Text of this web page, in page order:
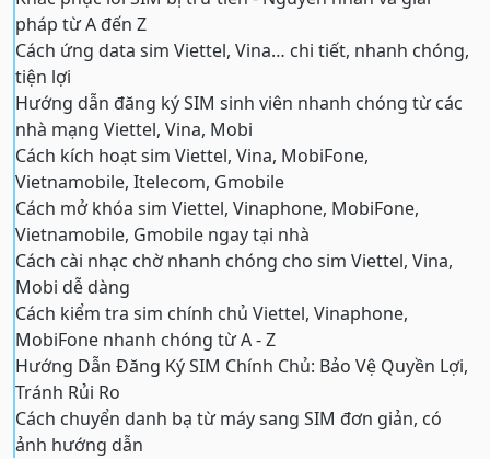
pháp từ A đến Z
Cách ứng data sim Viettel, Vina… chi tiết, nhanh chóng,
tiện lợi
Hướng dẫn đăng ký SIM sinh viên nhanh chóng từ các
nhà mạng Viettel, Vina, Mobi
Cách kích hoạt sim Viettel, Vina, MobiFone,
Vietnamobile, Itelecom, Gmobile
Cách mở khóa sim Viettel, Vinaphone, MobiFone,
Vietnamobile, Gmobile ngay tại nhà
Cách cài nhạc chờ nhanh chóng cho sim Viettel, Vina,
Mobi dễ dàng
Cách kiểm tra sim chính chủ Viettel, Vinaphone,
MobiFone nhanh chóng từ A - Z
Hướng Dẫn Đăng Ký SIM Chính Chủ: Bảo Vệ Quyền Lợi,
Tránh Rủi Ro
Cách chuyển danh bạ từ máy sang SIM đơn giản, có
ảnh hướng dẫn